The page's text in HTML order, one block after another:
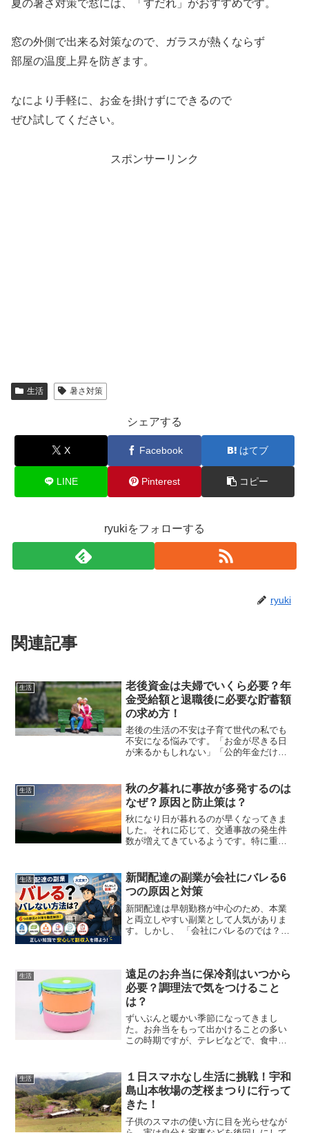
夏の暑さ対策で窓には、「すだれ」がおすすめです。
窓の外側で出来る対策なので、ガラスが熱くならず
部屋の温度上昇を防ぎます。
なにより手軽に、お金を掛けずにできるので
ぜひ試してください。
スポンサーリンク
生活 暑さ対策
シェアする
X Facebook はてブ
LINE Pinterest コピー
ryukiをフォローする
ryuki
関連記事
生活
老後資金は夫婦でいくら必要？年
金受給額と退職後に必要な貯蓄額
の求め方！
老後の生活の不安は子育て世代の私でも
不安になる悩みです。「お金が尽きる日
が来るかもしれない」「公的年金だけで
かりと準備しておきたいものですね。し
かし各家庭によって生活水...
生活
秋の夕暮れに事故が多発するのは
なぜ？原因と防止策は？
秋になり日が暮れるのが早くなってきま
した。それに応じて、交通事故の発生件
数が増えてきているようです。特に重大
因と防止するために運転中に気を付ける
ことを紹介します。
生活
新聞配達の副業が会社にバレる6
つの原因と対策
新聞配達は早朝勤務が中心のため、本業
と両立しやすい副業として人気がありま
す。しかし、 「会社にバレるのでは？」
の副業が会社に知ら...
生活
遠足のお弁当に保冷剤はいつから
必要？調理法で気をつけること
は？
ずいぶんと暖かい季節になってきまし
た。お弁当をもって出かけることの多い
この時期ですが、テレビなどで、食中毒
ますね。そこで気になるのが、お弁当の
保冷剤はいつから使用すれば...
生活
１日スマホなし生活に挑戦！宇和
島山本牧場の芝桜まつりに行って
きた！
子供のスマホの使い方に目を光らせなが